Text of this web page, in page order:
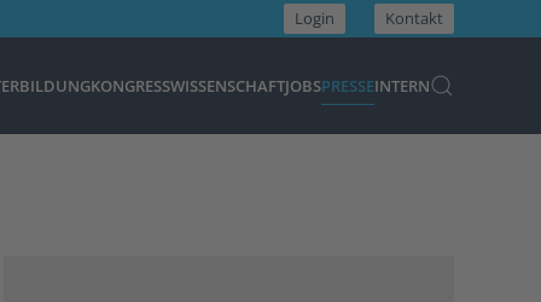
Login Kontakt
KONGRESSWISSENSCHAFTJOBSPRESSEINTERN